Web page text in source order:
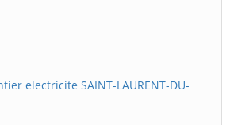
electricite SAINT-LAURENT-DU-